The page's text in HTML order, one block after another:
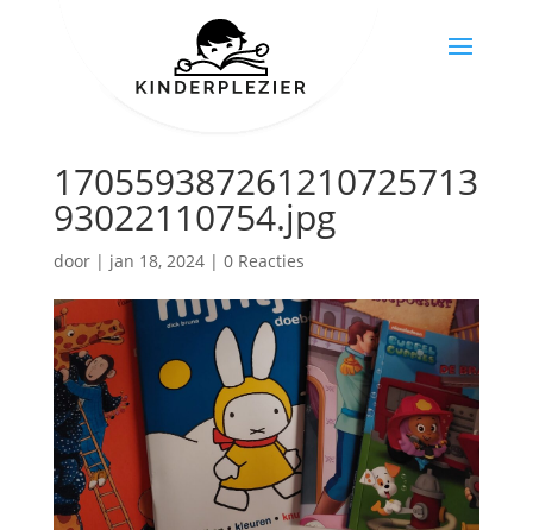
170559387261210725713
93022110754.jpg
door | jan 18, 2024| 0 Reacties